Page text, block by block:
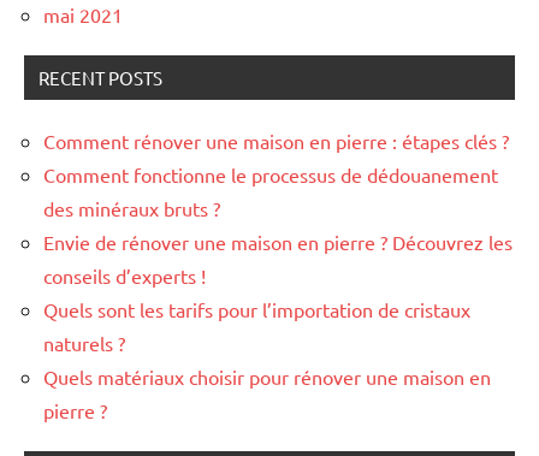
mai 2021
RECENT POSTS
Comment rénover une maison en pierre : étapes clés ?
Comment fonctionne le processus de dédouanement
des minéraux bruts ?
Envie de rénover une maison en pierre ? Découvrez les
conseils d’experts !
Quels sont les tarifs pour l’importation de cristaux
naturels ?
Quels matériaux choisir pour rénover une maison en
pierre ?